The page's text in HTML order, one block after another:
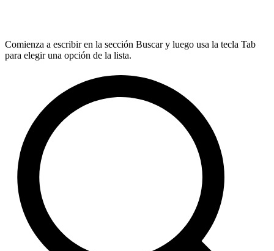
Comienza a escribir en la sección Buscar y luego usa la tecla Tab
para elegir una opción de la lista.